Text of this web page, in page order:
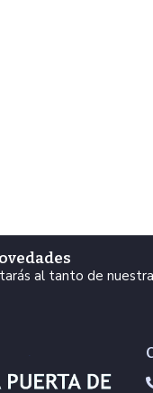
al tanto de